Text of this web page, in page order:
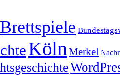
Brettspiele
Köln Merkel